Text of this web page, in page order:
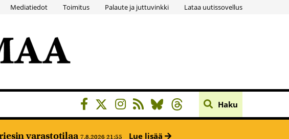
Mediatiedot Toimitus Palaute ja juttuvinkki Lataa uutissovellus
Haku
varastotilaa 7.8.2026 21:55 Lue lisää